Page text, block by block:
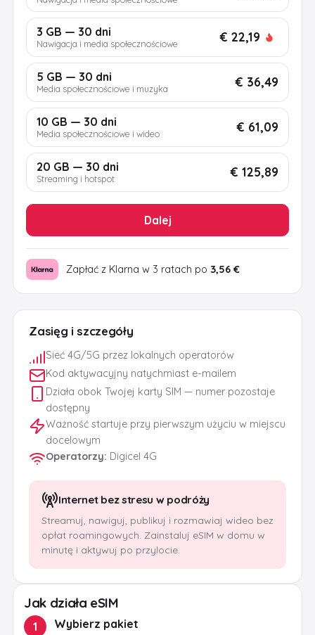
Zasięg i szczegóły
Sieć 4G/5G przez lokalnych operatorów
Kod aktywacyjny natychmiast e-mailem
Działa obok Twojej karty SIM — numer pozostaje
dostępny
Ważność startuje przy pierwszym użyciu w miejscu
docelowym
Operatorzy: Digicel 4G
Internet bez stresu w podróży
Streamuj, nawiguj, publikuj i rozmawiaj wideo bez
opłat roamingowych. Zainstaluj eSIM w domu w
minutę i aktywuj po przylocie.
Jak działa eSIM
1 Wybierz pakiet
3 GB — 30 dni
Nawigacja i media społecznościowe € 22,19
5 GB — 30 dni
Media społecznościowe i muzyka € 36,49
10 GB — 30 dni
Media społecznościowe i wideo € 61,09
20 GB — 30 dni
Streaming i hotspot € 125,89
Dalej
Zapłać z Klarna w 3 ratach po 3,56 €